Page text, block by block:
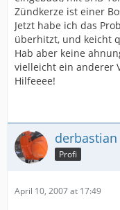
Zündkerze ist einer
Jetzt habe ich das
überhitzt, und keicht
Hab aber keine
vielleicht ein anderer
Hilfeeee!
derbastian
Profi
April 10, 2007 at 17:49